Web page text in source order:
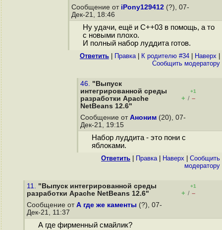
Сообщение от iPony129412 (?), 07-
Дек-21, 18:46
Ну удачи, ещё и C++03 в помощь, а то
с новыми плохо.
И полный набор луддита готов.
Ответить Правка| К родителю #34 Наверх
Cообщить модератору
46. "Выпуск
интегрированной среды
разработки Apache
NetBeans 12.6"
+1
+ / –
Сообщение от Аноним (20), 07-
Дек-21, 19:15
Набор луддита - это пони с
яблоками.
Ответить Правка| Наверх
Cообщить
модератору
11. "Выпуск интегрированной среды
разработки Apache NetBeans 12.6"
+1
+ / –
Сообщение от А где же каменты (?), 07-
Дек-21, 11:37
А где фирменный смайлик?